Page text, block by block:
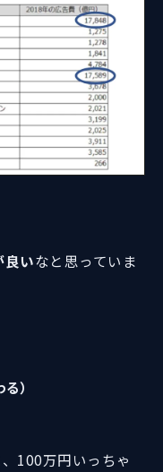
いなと思っていま
）
100万円いっちゃ